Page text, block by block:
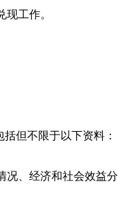
工作。
但不限于以下资料：
况、经济和社会效益